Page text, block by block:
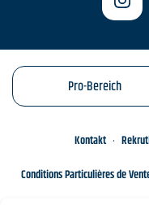
Pro-Bereich
Kontakt
Conditions Particulières de